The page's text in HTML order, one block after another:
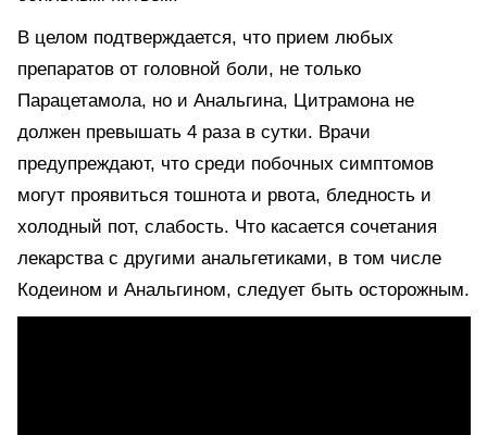
В целом подтверждается, что прием любых
препаратов от головной боли, не только
Парацетамола, но и Анальгина, Цитрамона не
должен превышать 4 раза в сутки. Врачи
предупреждают, что среди побочных симптомов
могут проявиться тошнота и рвота, бледность и
холодный пот, слабость. Что касается сочетания
лекарства с другими анальгетиками, в том числе
Кодеином и Анальгином, следует быть осторожным.